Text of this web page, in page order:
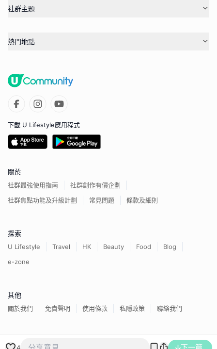
4
社群主題
熱門地點
下載 U Lifestyle應用程式
關於
社群最強使用指南
社群創作有價企劃
社群焦點功能及升級計劃
常見問題 條款及細則
探索
U Lifestyle Travel HK Beauty Food
Blog
e-zone
其他
關於我們 免責聲明 使用條款 私隱政策 聯絡我們
香港經濟日報版權所有©